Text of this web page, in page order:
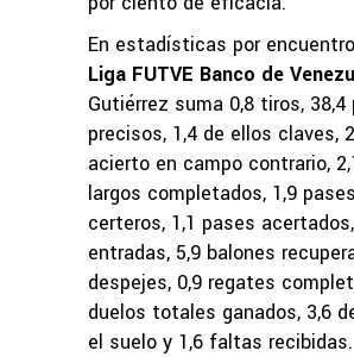
En estadísticas por
Liga FUTVE Banco de
Gutiérrez suma 0,8 tiros, 38,4
precisos, 1,4 de ellos claves,
acierto en campo contrario,
largos completados, 1,9
certeros, 1,1 pases
entradas, 5,9 balones
despejes, 0,9 regates
duelos totales ganados, 3,6
el suelo y 1,6 faltas recibidas.